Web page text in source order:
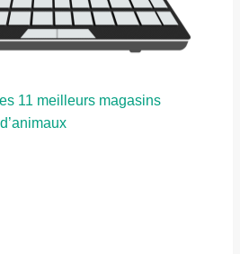
11 meilleurs magasins